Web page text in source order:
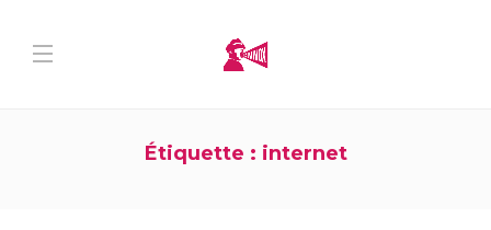
Étiquette : internet